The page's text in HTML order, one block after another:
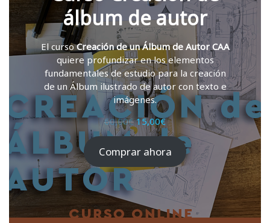
álbum de autor
El cursoCreación de un Álbum de Autor CAA
quiere profundizar en los elementos
fundamentales de estudio para la creación
de un Álbum ilustrado de autor con texto e
imágenes.
60,00€Original
price
60,00€.
15,00€Current
price
15,00€.
Comprar ahora